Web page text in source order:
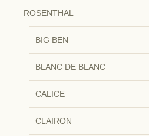
ROSENTHAL
BIG BEN
BLANC DE BLANC
CALICE
CLAIRON